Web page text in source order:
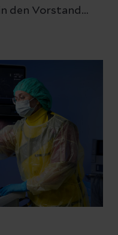
den Vorstand